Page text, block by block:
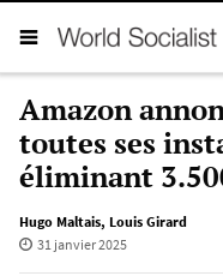
Amazon
toutes ses
éliminant
Hugo Maltais, Louis Girard
31 janvier 2025